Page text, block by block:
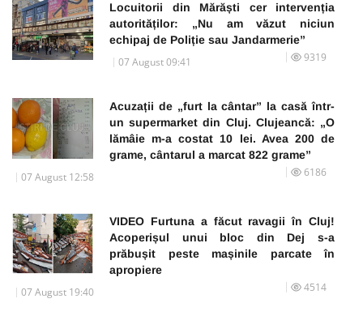
Locuitorii din Mărăști cer intervenția
autorităților: „Nu am văzut niciun
echipaj de Poliție sau Jandarmerie”
07 August 09:41 9319
Acuzații de „furt la cântar” la casă într-
un supermarket din Cluj. Clujeancă: „O
lămâie m-a costat 10 lei. Avea 200 de
grame, cântarul a marcat 822 grame”
07 August 12:58 6186
VIDEO Furtuna a făcut ravagii în Cluj!
Acoperișul unui bloc din Dej s-a
prăbușit peste mașinile parcate în
apropiere
07 August 19:40 4514